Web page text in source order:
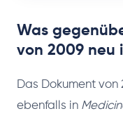
Was
von 2009 neu
Das Dokument von
ebenfalls in